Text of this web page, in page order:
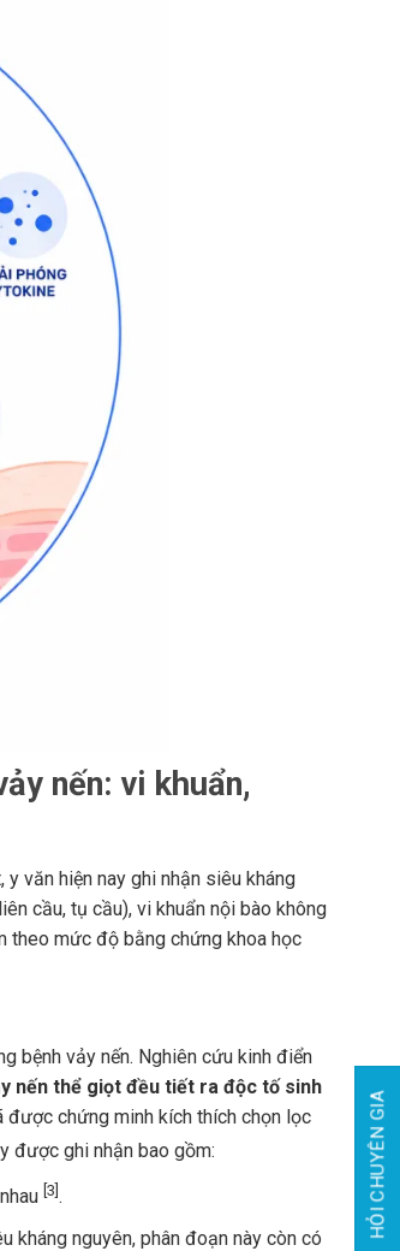
nến: vi khuẩn,
văn hiện nay ghi nhận siêu kháng
cầu, tụ cầu), vi khuẩn nội bào không
theo mức độ bằng chứng khoa học
bệnh vảy nến. Nghiên cứu kinh điển
nến thể giọt đều tiết ra độc tố sinh
được chứng minh kích thích chọn lọc
được ghi nhận bao gồm:
[3] .
kháng nguyên, phân đoạn này còn có
HỎI CHUYÊN GIA